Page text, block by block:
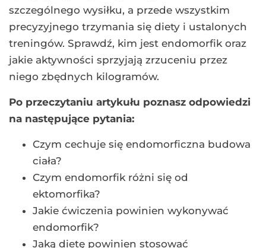
szczególnego wysiłku, a przede wszystkim
precyzyjnego trzymania się diety i ustalonych
treningów. Sprawdź, kim jest endomorfik oraz
jakie aktywności sprzyjają zrzuceniu przez
niego zbędnych kilogramów.
Po przeczytaniu artykułu poznasz odpowiedzi
na następujące pytania:
Czym cechuje się endomorficzna budowa
ciała?
Czym endomorfik różni się od
ektomorfika?
Jakie ćwiczenia powinien wykonywać
endomorfik?
Jaką dietę powinien stosować